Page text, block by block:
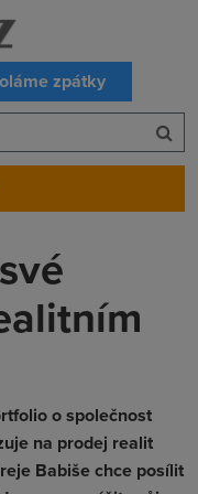
zpátky
o společnost
na prodej realit
Babiše chce posílit